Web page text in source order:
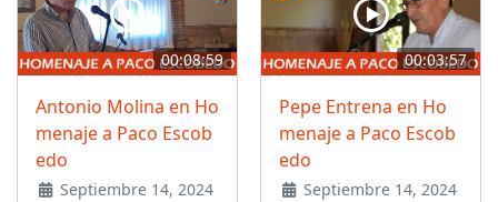
00:08:59
Antonio Molina en Ho
menaje a Paco Escob
edo
Septiembre 14, 2024
00:03:57
Pepe Entrena en Ho
menaje a Paco Escob
edo
Septiembre 14, 2024